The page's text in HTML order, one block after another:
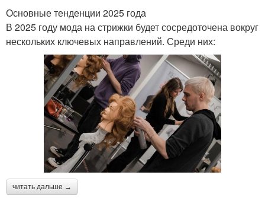
Основные тенденции 2025 года
В 2025 году мода на стрижки будет сосредоточена вокруг
нескольких ключевых направлений. Среди них:
читать дальше →